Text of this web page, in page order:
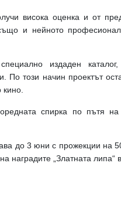
висока оценка и от
и нейното
издаден
По този начин проектът
кино.
спирка по пътя
до 3 юни с прожекции на
наградите „Златната липа“